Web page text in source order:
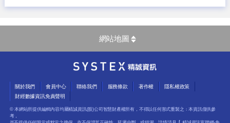
網站地圖
關於我們 會員中心 聯絡我們 服務條款 著作權
隱私權政策
財經數據資訊免責聲明
© 本網站所提供編輯內容均屬精誠資訊(股)公司智慧財產權所有，不得以任何形式重製之﹔本資訊僅供參
考，